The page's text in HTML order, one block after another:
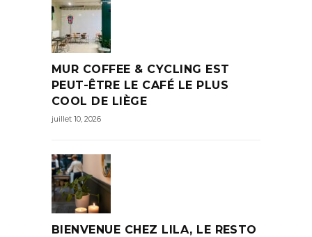
MUR COFFEE & CYCLING EST
PEUT-ÊTRE LE CAFÉ LE PLUS
COOL DE LIÈGE
juillet 10, 2026
BIENVENUE CHEZ LILA, LE RESTO